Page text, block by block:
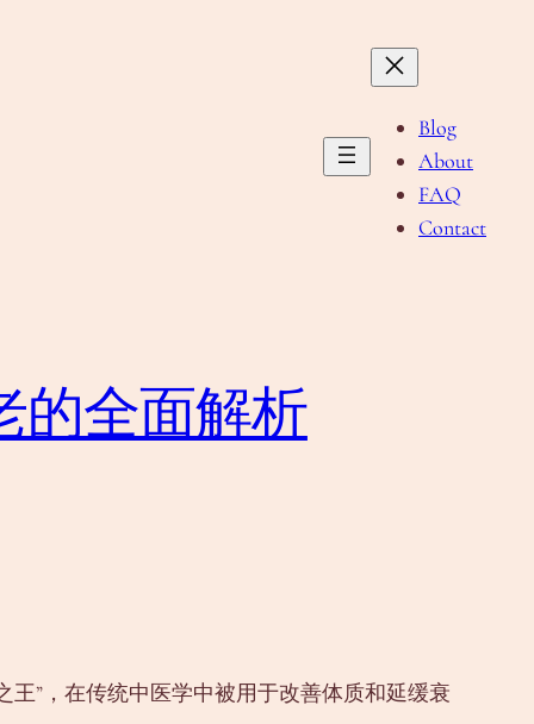
Blog
About
FAQ
Contact
的全面解析
”，在传统中医学中被用于改善体质和延缓衰